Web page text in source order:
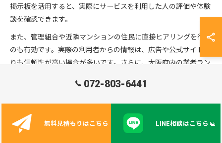
掲示板を活用すると、実際にサービスを利用した人の評価や体験
談を確認できます。
また、管理組合や近隣マンションの住民に直接ヒアリングを行う
のも有効です。実際の利用者からの情報は、広告や公式サイトよ
りも信頼性が高い場合が多いです。さらに、大阪府内の業者ラン
報源を照らし合わせることが大切です。偏った意見や極端に良
い・悪い評価だけで判断せず、総合的に判断しましょう。
072-803-6441
無料見積もりはこちら LINE相談はこちら